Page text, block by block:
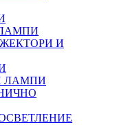
И
ЛАМПИ